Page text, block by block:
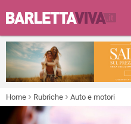
Home Rubriche Auto e motori